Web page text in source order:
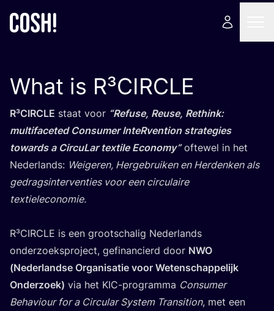
What is R³CIRCLE
R³CIR­CLE staat voor “Refu­se, Reu­se, Rethink:
mul­ti­fa­ceted Con­su­mer InteR­ven­ti­on stra­te­gies
towards a Cir­cu­Lar tex­ti­le Eco­no­my”ofte­wel in het
Neder­lands: Wei­ge­ren, Her­ge­brui­ken en Her­den­ken als
gedrags­in­ter­ven­ties voor een cir­cu­lai­re
tex­tieleco­no­mie.
R³CIR­CLE is een groot­scha­lig Neder­lands
onder­zoeks­pro­ject, gefi­nan­cierd door NWO
(Neder­land­se Orga­ni­sa­tie voor Weten­schap­pe­lijk
Onder­zoek) via het KIC-pro­gram­ma Con­su­mer
Beha­vi­our for a Cir­cu­lar Sys­tem Tran­si­ti­on, met een